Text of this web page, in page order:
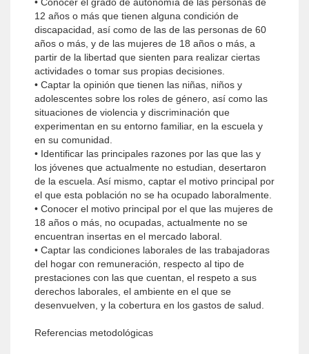
12 años o más que tienen alguna condición de
discapacidad, así como de las de las personas de 60
años o más, y de las mujeres de 18 años o más, a
partir de la libertad que sienten para realizar ciertas
actividades o tomar sus propias decisiones.
• Captar la opinión que tienen las niñas, niños y
adolescentes sobre los roles de género, así como las
situaciones de violencia y discriminación que
experimentan en su entorno familiar, en la escuela y
en su comunidad.
• Identificar las principales razones por las que las y
los jóvenes que actualmente no estudian, desertaron
de la escuela. Así mismo, captar el motivo principal por
el que esta población no se ha ocupado laboralmente.
• Conocer el motivo principal por el que las mujeres de
18 años o más, no ocupadas, actualmente no se
encuentran insertas en el mercado laboral.
• Captar las condiciones laborales de las trabajadoras
del hogar con remuneración, respecto al tipo de
prestaciones con las que cuentan, el respeto a sus
derechos laborales, el ambiente en el que se
desenvuelven, y la cobertura en los gastos de salud.
Referencias metodológicas